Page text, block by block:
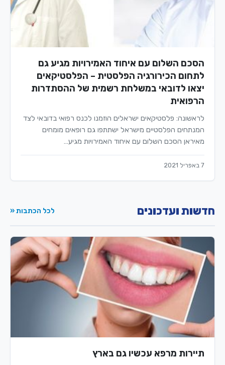
הסכם השלום עם איחוד האמירויות מגיע גם
לתחום הכירורגיה הפלסטית – הפלסטיקאים
יצאו לדובאי במשלחת רשמית של ההסתדרות
הרפואית
לראשונה: פלסטיקאים ישראלים הוזמנו לכנס רפואי בדובאי לצד
המנתחים הפלסטיים מישראל ישתתפו גם רופאים מומחים
מאיראן הסכם השלום עם איחוד האמירויות מגיע…
7 באפריל 2021
חדשות ועדכונים לכל הכתבות «
תיירות מרפא עכשיו גם בארץ